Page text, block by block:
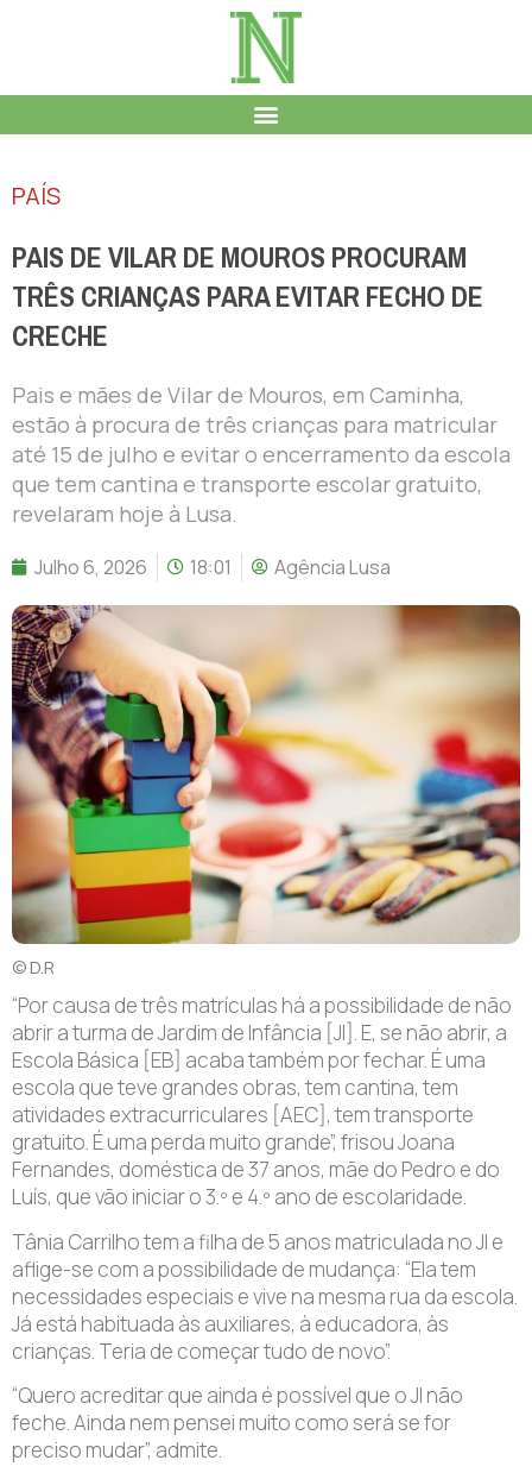
PAÍS
PAIS DE VILAR DE MOUROS PROCURAM
TRÊS CRIANÇAS PARA EVITAR FECHO DE
CRECHE
Pais e mães de Vilar de Mouros, em Caminha,
estão à procura de três crianças para matricular
até 15 de julho e evitar o encerramento da escola
que tem cantina e transporte escolar gratuito,
revelaram hoje à Lusa.
Julho 6, 2026 18:01 Agência Lusa
© D.R
“Por causa de três matrículas há a possibilidade de não
abrir a turma de Jardim de Infância [JI]. E, se não abrir, a
Escola Básica [EB] acaba também por fechar. É uma
escola que teve grandes obras, tem cantina, tem
atividades extracurriculares [AEC], tem transporte
gratuito. É uma perda muito grande”, frisou Joana
Fernandes, doméstica de 37 anos, mãe do Pedro e do
Luís, que vão iniciar o 3.º e 4.º ano de escolaridade.
Tânia Carrilho tem a filha de 5 anos matriculada no JI e
aflige-se com a possibilidade de mudança: “Ela tem
necessidades especiais e vive na mesma rua da escola.
Já está habituada às auxiliares, à educadora, às
crianças. Teria de começar tudo de novo”.
“Quero acreditar que ainda é possível que o JI não
feche. Ainda nem pensei muito como será se for
preciso mudar”, admite.